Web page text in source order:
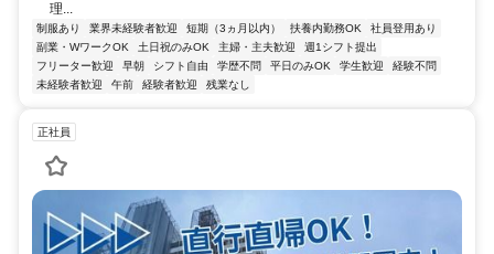
理...
制服あり 業界未経験者歓迎 短期（3ヵ月以内） 扶養内勤務OK
社員登用あり
副業・WワークOK
土日祝のみOK 主婦・主夫歓迎
週1シフト提出
フリーター歓迎
早朝 シフト自由 学歴不問 平日のみOK 学生歓迎
経験不問
未経験者歓迎
午前 経験者歓迎 残業なし
正社員